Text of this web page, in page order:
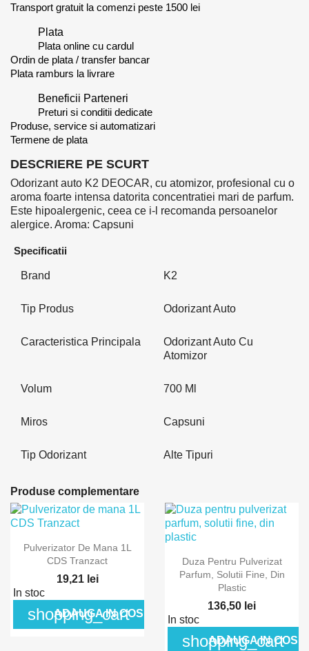
Transport gratuit la comenzi peste 1500 lei
Plata
Plata online cu cardul
Ordin de plata / transfer bancar
Plata ramburs la livrare
Beneficii Parteneri
Preturi si conditii dedicate
Produse, service si automatizari
Termene de plata
DESCRIERE PE SCURT
Odorizant auto K2 DEOCAR, cu atomizor, profesional cu o
aroma foarte intensa datorita concentratiei mari de parfum.
Este hipoalergenic, ceea ce i-l recomanda persoanelor
alergice. Aroma: Capsuni
Specificatii
Brand K2
Tip Produs Odorizant Auto
Caracteristica Principala
Odorizant Auto Cu
Atomizor
Volum 700 Ml
Miros Capsuni
Tip Odorizant Alte Tipuri
Produse complementare
Pulverizator De Mana 1L
CDS Tranzact
19,21 lei
In stoc
shopping_cart
ADAUGA IN COS
Duza Pentru Pulverizat
Parfum, Solutii Fine, Din
Plastic
136,50 lei
In stoc
shopping_cart
ADAUGA IN COS